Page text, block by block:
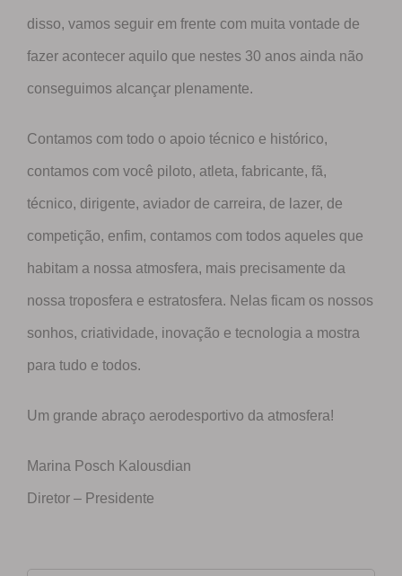
disso, vamos seguir em frente com muita vontade de
fazer acontecer aquilo que nestes 30 anos ainda não
conseguimos alcançar plenamente.
Contamos com todo o apoio técnico e histórico,
contamos com você piloto, atleta, fabricante, fã,
técnico, dirigente, aviador de carreira, de lazer, de
competição, enfim, contamos com todos aqueles que
habitam a nossa atmosfera, mais precisamente da
nossa troposfera e estratosfera. Nelas ficam os nossos
sonhos, criatividade, inovação e tecnologia a mostra
para tudo e todos.
Um grande abraço aerodesportivo da atmosfera!
Marina Posch Kalousdian
Diretor – Presidente